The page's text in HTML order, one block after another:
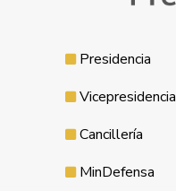
Presidencia
Vicepresidencia
Cancillería
MinDefensa